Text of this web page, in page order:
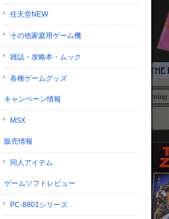
任天堂NEW
その他家庭用ゲーム機
雑誌・攻略本・ムック
各種ゲームグッズ
キャンペーン情報
MSX
販売情報
同人アイテム
ゲームソフトレビュー
PC-8801シリーズ